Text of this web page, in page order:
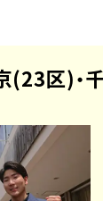
(23区)・